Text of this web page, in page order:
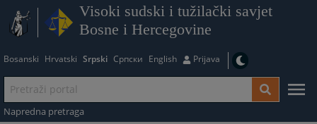
Visoki sudski i tužilački savjet
Bosne i Hercegovine
Bosanski Hrvatski Srpski Српски English Prijava
Napredna pretraga